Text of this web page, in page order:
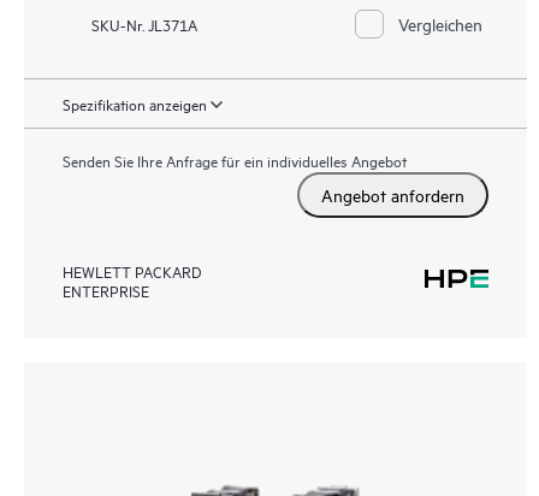
SKU-Nr. JL371A Vergleichen
Spezifikation anzeigen
Senden Sie Ihre Anfrage für ein individuelles Angebot
Angebot anfordern
HEWLETT PACKARD
ENTERPRISE